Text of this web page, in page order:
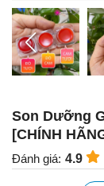
Son Dưỡng
[CHÍNH
Đánh giá: 4.9